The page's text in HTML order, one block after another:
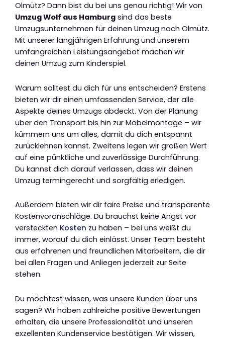
Olmütz? Dann bist du bei uns genau richtig! Wir von
Umzug Wolf aus Hamburg sind das beste
Umzugsunternehmen für deinen Umzug nach Olmütz.
Mit unserer langjährigen Erfahrung und unserem
umfangreichen Leistungsangebot machen wir
deinen Umzug zum Kinderspiel.
Warum solltest du dich für uns entscheiden? Erstens
bieten wir dir einen umfassenden Service, der alle
Aspekte deines Umzugs abdeckt. Von der Planung
über den Transport bis hin zur Möbelmontage – wir
kümmern uns um alles, damit du dich entspannt
zurücklehnen kannst. Zweitens legen wir großen Wert
auf eine pünktliche und zuverlässige Durchführung.
Du kannst dich darauf verlassen, dass wir deinen
Umzug termingerecht und sorgfältig erledigen.
Außerdem bieten wir dir faire Preise und transparente
Kostenvoranschläge. Du brauchst keine Angst vor
versteckten Kosten zu haben – bei uns weißt du
immer, worauf du dich einlässt. Unser Team besteht
aus erfahrenen und freundlichen Mitarbeitern, die dir
bei allen Fragen und Anliegen jederzeit zur Seite
stehen.
Du möchtest wissen, was unsere Kunden über uns
sagen? Wir haben zahlreiche positive Bewertungen
erhalten, die unsere Professionalität und unseren
exzellenten Kundenservice bestätigen. Wir wissen,